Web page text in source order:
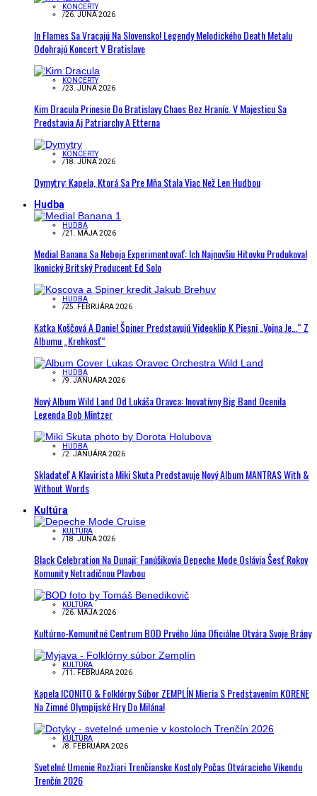
KONCERTY
/26. JÚNA 2026
In Flames Sa Vracajú Na Slovensko! Legendy Melodického Death Metalu
Odohrajú Koncert V Bratislave
KONCERTY
/23. JÚNA 2026
Kim Dracula Prinesie Do Bratislavy Chaos Bez Hraníc. V Majesticu Sa
Predstavia Aj Patriarchy A Etterna
KONCERTY
/18. JÚNA 2026
Dymytry: Kapela, Ktorá Sa Pre Mňa Stala Viac Než Len Hudbou
Hudba
HUDBA
/21. MÁJA 2026
Medial Banana Sa Neboja Experimentovať: Ich Najnovšiu Hitovku Produkoval
Ikonický Britský Producent Ed Solo
HUDBA
/25. FEBRUÁRA 2026
Katka Koščová A Daniel Špiner Predstavujú Videoklip K Piesni „Vojna Je…“ Z
Albumu „Krehkosť“
HUDBA
/9. JANUÁRA 2026
Nový Album Wild Land Od Lukáša Oravca: Inovatívny Big Band Ocenila
Legenda Bob Mintzer
HUDBA
/2. JANUÁRA 2026
Skladateľ A Klavirista Miki Skuta Predstavuje Nový Album MANTRAS With &
Without Words
Kultúra
KULTÚRA
/18. JÚNA 2026
Black Celebration Na Dunaji: Fanúšikovia Depeche Mode Oslávia Šesť Rokov
Komunity Netradičnou Plavbou
KULTÚRA
/26. MÁJA 2026
Kultúrno-Komunitné Centrum BOD Prvého Júna Oficiálne Otvára Svoje Brány
KULTÚRA
/11. FEBRUÁRA 2026
Kapela ICONITO & Folklórny Súbor ZEMPLÍN Mieria S Predstavením KORENE
Na Zimné Olympijské Hry Do Milána!
KULTÚRA
/8. FEBRUÁRA 2026
Svetelné Umenie Rozžiari Trenčianske Kostoly Počas Otváracieho Víkendu
Trenčín 2026